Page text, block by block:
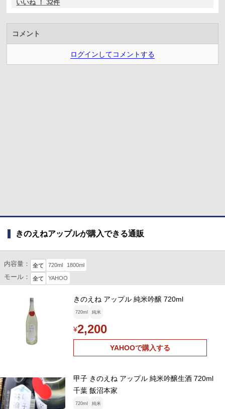
いいね ！ 32件
コメント
ログインしてコメントする
きのえねアップルが購入できる通販
内容量： 全て 720ml 1800ml
モール： 全て YAHOO
きのえね アップル 純米吟醸 720ml
720ml 純米
¥2,200
YAHOOで購入する
甲子 きのえね アップル 純米吟醸生酒 720ml
千葉 飯沼本家
720ml 純米